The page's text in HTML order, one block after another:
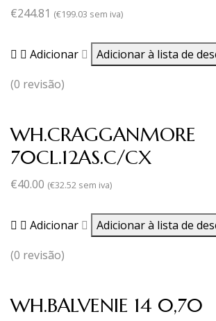
€244.81 (€199.03 sem iva)
Adicionar Adicionar à lista de
(0 revisão)
WH.CRAGGANMORE
70CL.12AS.C/CX
€40.00 (€32.52 sem iva)
Adicionar Adicionar à lista de
(0 revisão)
WH.BALVENIE 14 0,70